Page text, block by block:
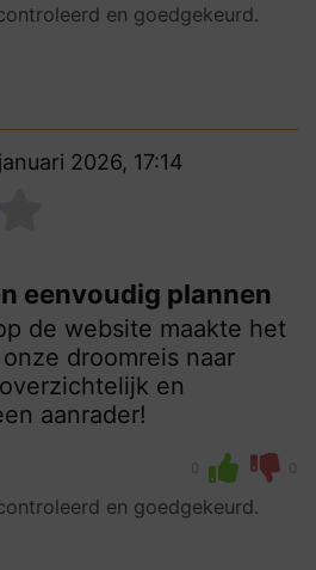
en goedgekeurd.
2026, 17:14
eenvoudig plannen
de website maakte het
droomreis naar
en
aanrader!
0 0
en goedgekeurd.